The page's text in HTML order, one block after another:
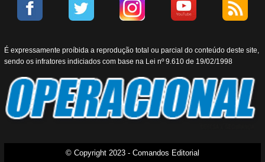
É expressamente proíbida a reprodução total ou parcial do conteúdo deste site,
sendo os infratores indiciados com base na Lei nº 9.610 de 19/02/1998
© Copyright 2023 - Comandos Editorial